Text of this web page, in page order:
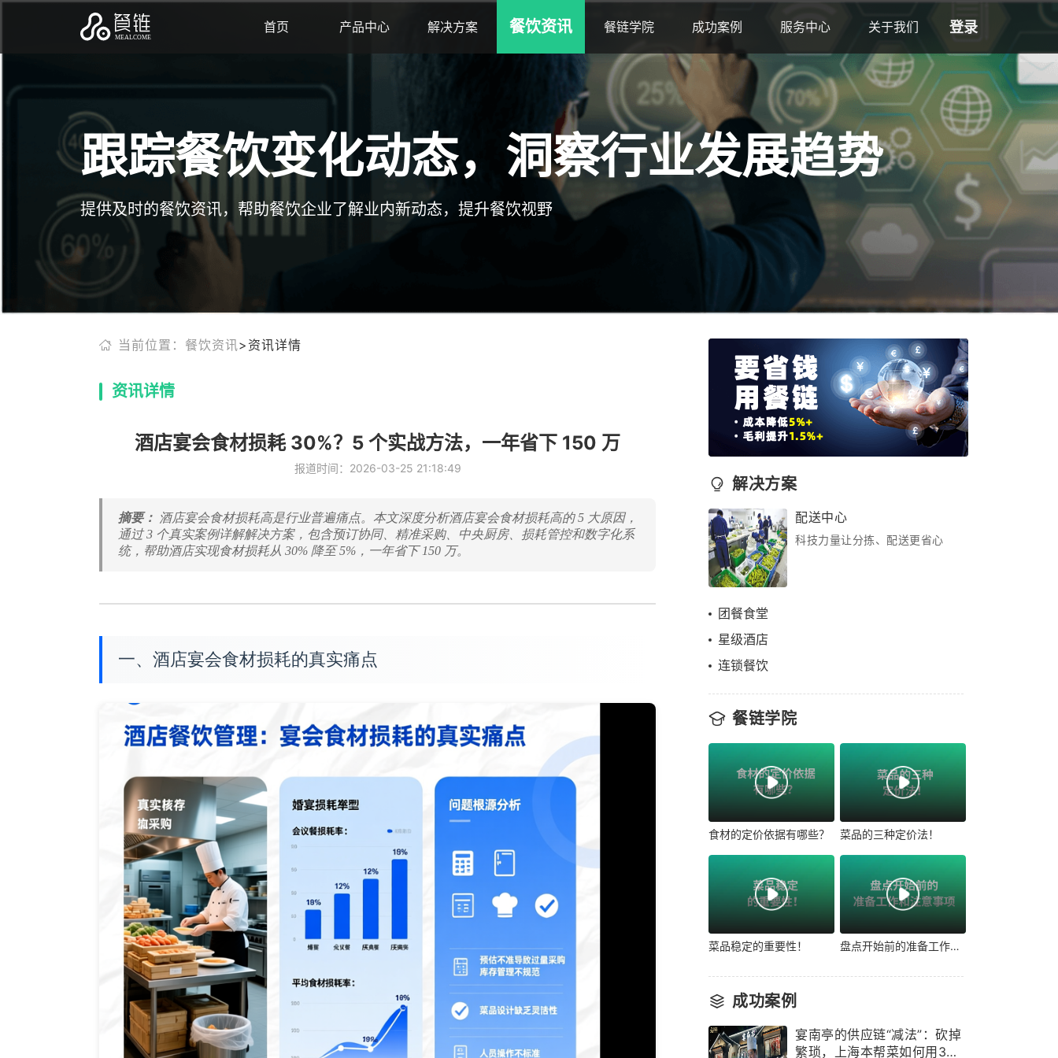
首页 产品中心 解决方案 餐饮资讯 餐链学院 成功案例 服务中心 关于我们 登录
跟踪餐饮变化动态，洞察行业发展趋势
提供及时的餐饮资讯，帮助餐饮企业了解业内新动态，提升餐饮视野
当前位置：餐饮资讯>资讯详情
资讯详情
酒店宴会食材损耗 30%？5 个实战方法，一年省下 150 万
报道时间：2026-03-25 21:18:49
摘要： 酒店宴会食材损耗高是行业普遍痛点。本文深度分析酒店宴会食材损耗高的 5 大原因，
通过 3 个真实案例详解解决方案，包含预订协同、精准采购、中央厨房、损耗管控和数字化系
统，帮助酒店实现食材损耗从 30% 降至 5%，一年省下 150 万。
一、酒店宴会食材损耗的真实痛点
解决方案
配送中心
科技力量让分拣、配送更省心
团餐食堂
星级酒店
连锁餐饮
餐链学院
食材的定价依据有哪些？ 菜品的三种定价法！
菜品稳定的重要性！ 盘点开始前的准备工作和注意事项！
成功案例
宴南亭的供应链“减法”：砍掉
繁琐，上海本帮菜如何用3个